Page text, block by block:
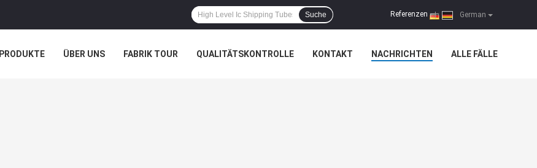
German
Referenzen |
Suche
PRODUKTE ÜBER UNS FABRIK TOUR QUALITÄTSKONTROLLE KONTAKT NACHRICHTEN ALLE FÄLLE